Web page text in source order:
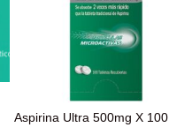
Aspirina Ultra 500mg X 100